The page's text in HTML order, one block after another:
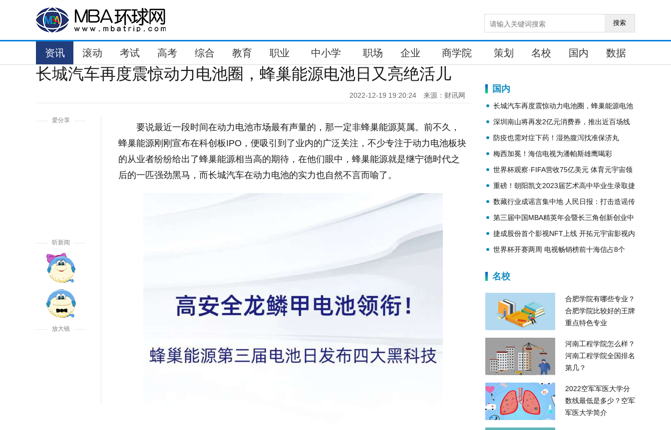
搜索
资讯 滚动 考试 高考 综合 教育 职业 中小学 职场 企业 商学院 策划 名校 国内 数据
长城汽车再度震惊动力电池圈，蜂巢能源电池日又亮绝活儿
2022-12-19 19:20:24 来源：财讯网
爱分享
听新闻
放大镜
要说最近一段时间在动力电池市场最有声量的，那一定非蜂巢能源莫属。前不久，
蜂巢能源刚刚宣布在科创板IPO，便吸引到了业内的广泛关注，不少专注于动力电池板块
的从业者纷纷给出了蜂巢能源相当高的期待，在他们眼中，蜂巢能源就是继宁德时代之
后的一匹强劲黑马，而长城汽车在动力电池的实力也自然不言而喻了。
国内
长城汽车再度震惊动力电池圈，蜂巢能源电池
日又亮绝活儿
深圳南山将再发2亿元消费券，推出近百场线
上线下促消费活动
防疫也需对症下药！湿热腹泻找准保济丸
梅西加冕！海信电视为潘帕斯雄鹰喝彩
世界杯观察·FIFA营收75亿美元 体育元宇宙领
跑web3营销
重磅！朝阳凯文2023届艺术高中毕业生录取捷
报
数藏行业成谣言集中地 人民日报：打击造谣传
谣，必须揪出幕后黑手
第三届中国MBA精英年会暨长三角创新创业中
心成立成功举办
捷成股份首个影视NFT上线 开拓元宇宙影视内
容新模式
世界杯开赛两周 电视畅销榜前十海信占8个
名校
合肥学院有哪些专业？
合肥学院比较好的王牌
重点特色专业
河南工程学院怎么样？
河南工程学院全国排名
第几？
2022空军军医大学分
数线最低是多少？空军
军医大学简介